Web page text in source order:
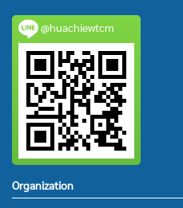
@huachiewtcm
Organization